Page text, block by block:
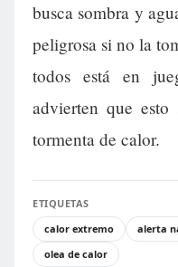
busca sombra y
peligrosa si no la
todos está en
advierten que
tormenta de calor.
ETIQUETAS
calor extremo
alerta
olea de calor